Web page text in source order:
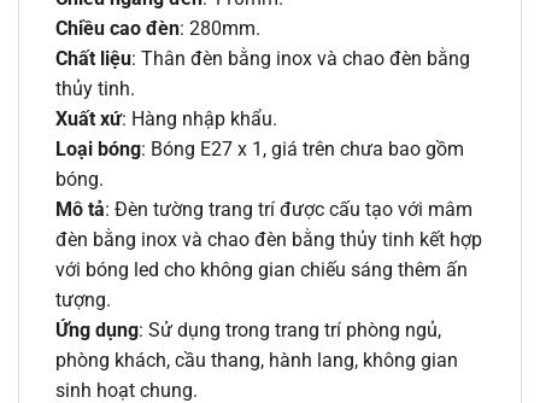
Chiều cao đèn: 280mm.
Chất liệu: Thân đèn bằng inox và chao đèn bằng
thủy tinh.
Xuất xứ: Hàng nhập khẩu.
Loại bóng: Bóng E27 x 1, giá trên chưa bao gồm
bóng.
Mô tả: Đèn tường trang trí được cấu tạo với mâm
đèn bằng inox và chao đèn bằng thủy tinh kết hợp
với bóng led cho không gian chiếu sáng thêm ấn
tượng.
Ứng dụng: Sử dụng trong trang trí phòng ngủ,
phòng khách, cầu thang, hành lang, không gian
sinh hoạt chung.